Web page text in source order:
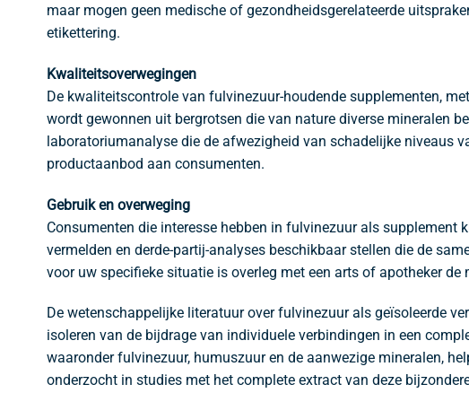
maar mogen geen medische of gezondheidsgerelateerde
etikettering.
Kwaliteitsoverwegingen
De kwaliteitscontrole van fulvinezuur-houdende supplementen,
wordt gewonnen uit bergrotsen die van nature diverse mineralen
laboratoriumanalyse die de afwezigheid van schadelijke niveaus
productaanbod aan consumenten.
Gebruik en overweging
Consumenten die interesse hebben in fulvinezuur als
vermelden en derde-partij-analyses beschikbaar stellen die de
voor uw specifieke situatie is overleg met een arts of apotheker
De wetenschappelijke literatuur over fulvinezuur als geïsoleerde
isoleren van de bijdrage van individuele verbindingen in een
waaronder fulvinezuur, humuszuur en de aanwezige mineralen,
onderzocht in studies met het complete extract van deze